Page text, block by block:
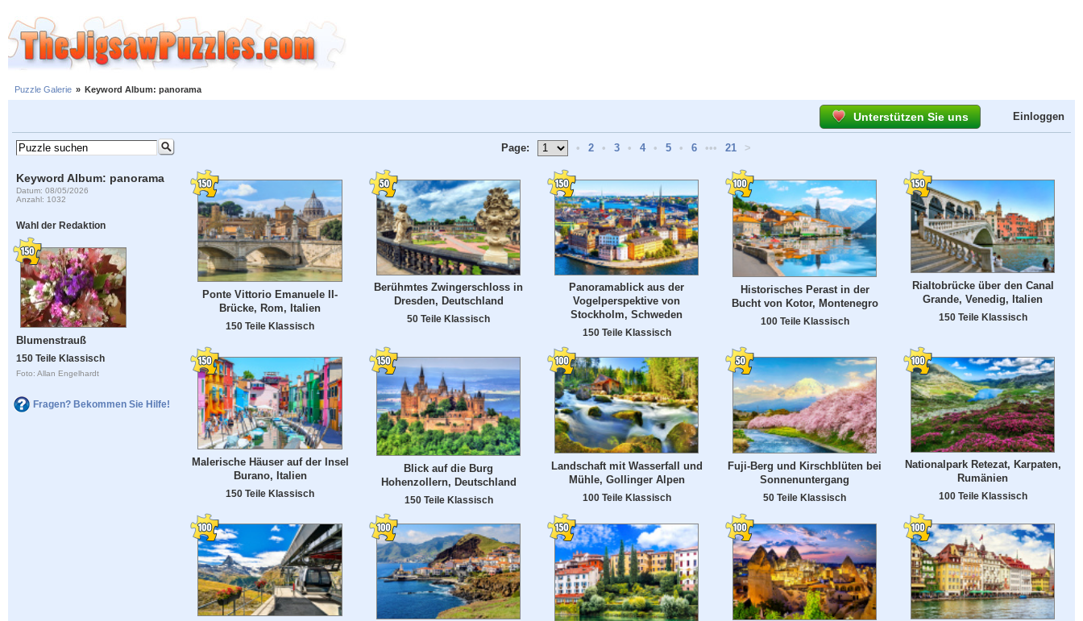
Puzzle Galerie » Keyword Album: panorama
Unterstützen Sie uns Einloggen
Keyword Album: panorama
Datum: 08/05/2026
Anzahl: 1032
Wahl der Redaktion
Blumenstrauß
150 Teile Klassisch
Foto: Allan Engelhardt
Fragen? Bekommen Sie Hilfe!
Page: • 2 • 3 • 4 • 5 • 6 ••• 21 >
Ponte Vittorio Emanuele II-
Brücke, Rom, Italien
150 Teile Klassisch
Berühmtes Zwingerschloss in
Dresden, Deutschland
50 Teile Klassisch
Panoramablick aus der
Vogelperspektive von
Stockholm, Schweden
150 Teile Klassisch
Historisches Perast in der
Bucht von Kotor, Montenegro
100 Teile Klassisch
Rialtobrücke über den Canal
Grande, Venedig, Italien
150 Teile Klassisch
Malerische Häuser auf der Insel
Burano, Italien
150 Teile Klassisch
Blick auf die Burg
Hohenzollern, Deutschland
150 Teile Klassisch
Landschaft mit Wasserfall und
Mühle, Gollinger Alpen
100 Teile Klassisch
Fuji-Berg und Kirschblüten bei
Sonnenuntergang
50 Teile Klassisch
Nationalpark Retezat, Karpaten,
Rumänien
100 Teile Klassisch